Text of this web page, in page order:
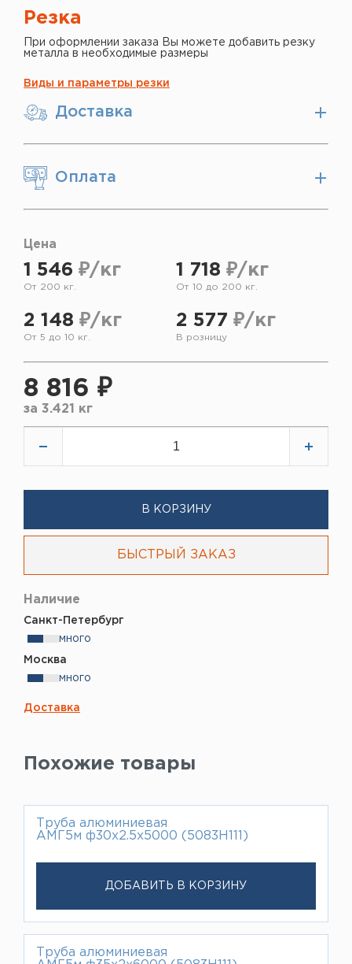
Резка
При оформлении заказа Вы можете добавить резку
металла в необходимые размеры
Виды и параметры резки
Доставка
Оплата
Цена
1 546 ₽/кг
От 200 кг.
1 718 ₽/кг
От 10 до 200 кг.
2 148 ₽/кг
От 5 до 10 кг.
2 577 ₽/кг
В розницу
8 816 ₽
за 3.421 кг
В КОРЗИНУ
БЫСТРЫЙ ЗАКАЗ
Наличие
Санкт-Петербург
много
Москва
много
Доставка
Похожие товары
Труба алюминиевая
АМГ5м ф30х2.5х5000 (5083H111)
ДОБАВИТЬ В КОРЗИНУ
Труба алюминиевая